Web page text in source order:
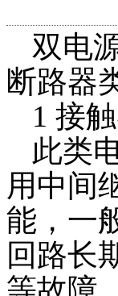
了解更多
产品分类
电子样本
产品目录
BTCPS系列控制与
了解更多
手机扫一扫，浏
了解更多
服务承诺
在线留言
双电
断路器
1 接
此类
用中间
能，一
回路长